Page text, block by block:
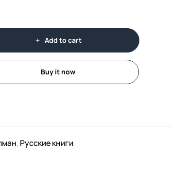
Add to cart
Buy it now
, Русские книги